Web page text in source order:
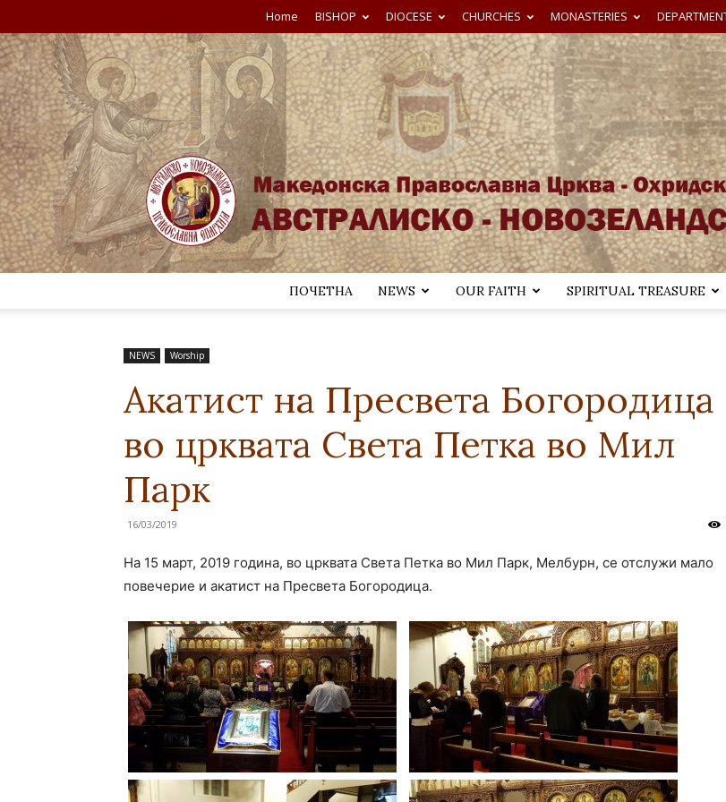
Home BISHOP DIOCESE CHURCHES MONASTERIES
новозеландска
Епархија
ПОЧЕТНА NEWS OUR FAITH SPIRITUAL TREASURE
NEWS Worship
Акатист на Пресвета Богородица
во црквата Света Петка во Мил
Парк
16/03/2019
На 15 март, 2019 година, во црквата Света Петка во Мил Парк, Мелбурн, се отслужи мало
повечерие и акатист на Пресвета Богородица.